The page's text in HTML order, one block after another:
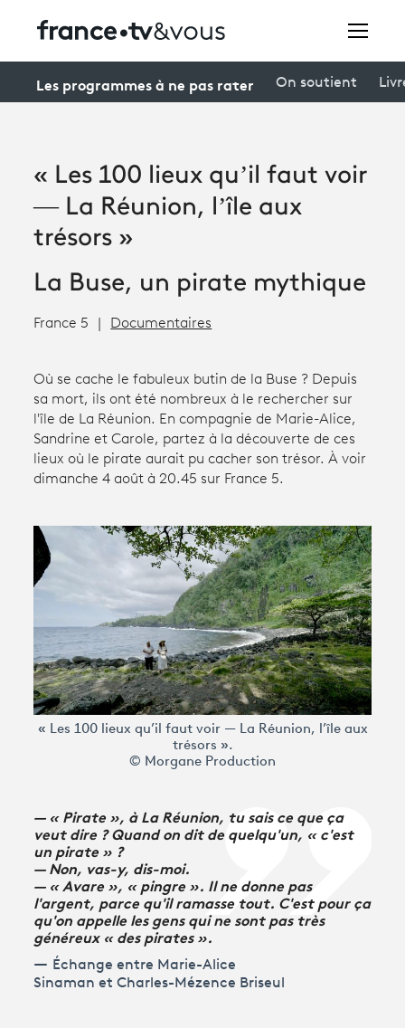
Avantages fidélité
Creators
À la une
Programme tv
Les programmes à ne pas rater On soutient
« Les 100 lieux qu’il faut voir
— La Réunion, l’île aux
trésors »
La Buse, un pirate mythique
France 5 Documentaires
Où se cache le fabuleux butin de la Buse ? Depuis
sa mort, ils ont été nombreux à le rechercher sur
l'île de La Réunion. En compagnie de Marie-Alice,
Sandrine et Carole, partez à la découverte de ces
lieux où le pirate aurait pu cacher son trésor. À voir
dimanche 4 août à 20.45 sur France 5.
« Les 100 lieux qu’il faut voir — La Réunion, l’île aux
trésors ».
© Morgane Production
— « Pirate », à La Réunion, tu sais ce que ça
veut dire ? Quand on dit de quelqu'un, « c'est
un pirate » ?
— Non, vas-y, dis-moi.
— « Avare », « pingre ». Il ne donne pas
l'argent, parce qu'il ramasse tout. C'est pour ça
qu'on appelle les gens qui ne sont pas très
généreux « des pirates ».
Échange entre Marie-Alice
Sinaman et Charles-Mézence Briseul